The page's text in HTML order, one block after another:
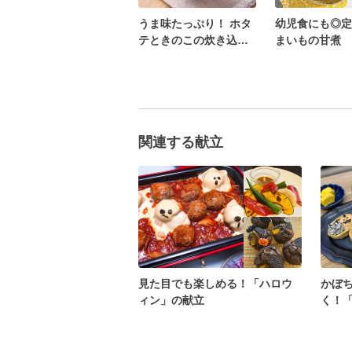
うま味たっぷり！ ホタ
テときのこの炊き込み
幼児食にも◎
まいもの甘煮
関連する献立
見た目でも楽しめる！「ハロウ
ィン」の献立
かぼ
く！